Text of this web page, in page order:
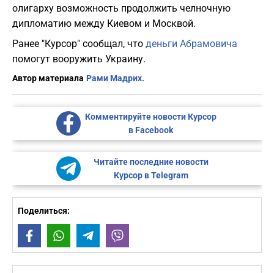
олигарху возможность продолжить челночную
дипломатию между Киевом и Москвой.
Ранее "Курсор" сообщал, что деньги Абрамовича
помогут вооружить Украину.
Автор материала Рами Мадрих.
Комментируйте новости Курсор
в Facebook
Читайте последние новости
Курсор в Telegram
Поделиться:
FacebookWhatsAppTelegram